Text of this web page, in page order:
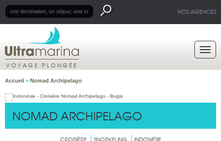
NOS AGENCES
VOYAGE PLONGÉE
Accueil > Nomad Archipelago
NOMAD ARCHIPELAGO
CROISIÈRE SNORKELING INDONÉSIE